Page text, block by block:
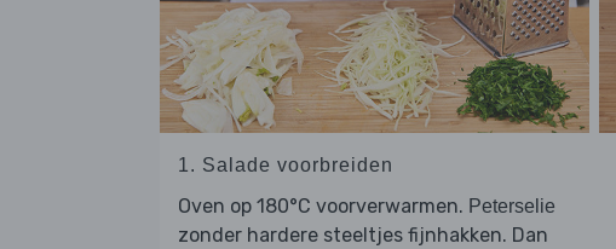
1. Salade voorbreiden
Oven op 180°C voorverwarmen. Peterselie
zonder hardere steeltjes fijnhakken. Dan